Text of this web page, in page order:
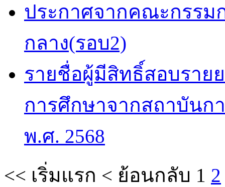
ประกาศจากคณะกรรม
กลาง(รอบ2)
รายชื่อผู้มีสิทธิ์สอบรายย
การศึกษาจากสถาบันก
พ.ศ. 2568
<< เริ่มแรก < ย้อนกลับ 1 2